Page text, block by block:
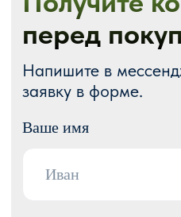
О нас Портфолио
Блог Акции
ГОТОВЫЕ РЕШЕНИЯ
Готовые многостраничные сайты